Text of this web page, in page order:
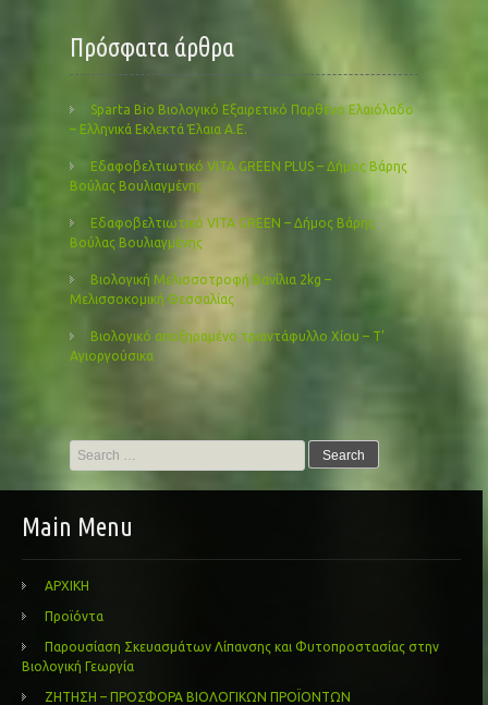
Πρόσφατα άρθρα
Sparta Bio Βιολογικό Εξαιρετικό Παρθένο Ελαιόλαδο
– Ελληνικά Εκλεκτά Έλαια Α.Ε.
Εδαφοβελτιωτικό VITA GREEN PLUS – Δήμος Βάρης
Βούλας Βουλιαγμένης
Εδαφοβελτιωτικό VITA GREEN – Δήμος Βάρης
Βούλας Βουλιαγμένης
Βιολογική Μελισσοτροφή Βανίλια 2kg –
Μελισσοκομική Θεσσαλίας
Βιολογικό αποξηραμένο τριαντάφυλλο Χίου – Τ’
Αγιοργούσικα
Search
for:
Main Menu
ΑΡΧΙΚΗ
Προϊόντα
Παρουσίαση Σκευασμάτων Λίπανσης και Φυτοπροστασίας στην
Βιολογική Γεωργία
ΖΗΤΗΣΗ – ΠΡΟΣΦΟΡΑ ΒΙΟΛΟΓΙΚΩΝ ΠΡΟΪΟΝΤΩΝ